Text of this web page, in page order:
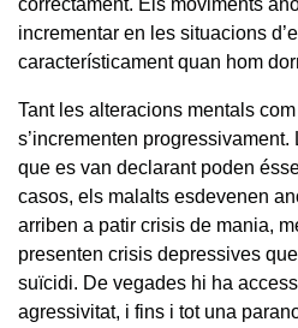
incrementar en les situacions
característicament quan hom
Tant les alteracions mentals
s’incrementen
que es van declarant poden
casos, els malalts esdevenen
arriben a patir crisis de mania,
presenten crisis depressives
suïcidi. De vegades hi ha
agressivitat, i fins i tot una